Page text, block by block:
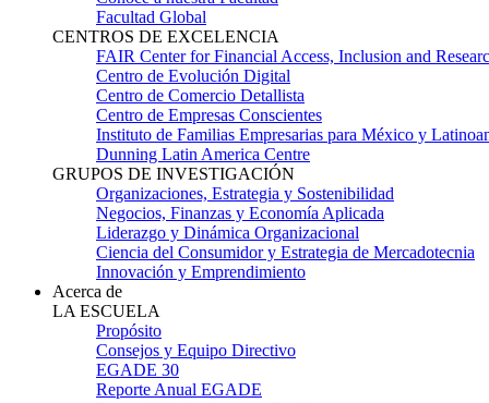
Facultad Global
CENTROS DE EXCELENCIA
FAIR Center for Financial Access, Inclusion and
Centro de Evolución Digital
Centro de Comercio Detallista
Centro de Empresas Conscientes
Instituto de Familias Empresarias para México y
Dunning Latin America Centre
GRUPOS DE INVESTIGACIÓN
Organizaciones, Estrategia y Sostenibilidad
Negocios, Finanzas y Economía Aplicada
Liderazgo y Dinámica Organizacional
Ciencia del Consumidor y Estrategia de Mercadotecnia
Innovación y Emprendimiento
Acerca de
LA ESCUELA
Propósito
Consejos y Equipo Directivo
EGADE 30
Reporte Anual EGADE